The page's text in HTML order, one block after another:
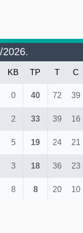
KB TP T C
0 40 72 39
2 33 39 16
5 19 24 21
3 18 36 23
8 8 20 10